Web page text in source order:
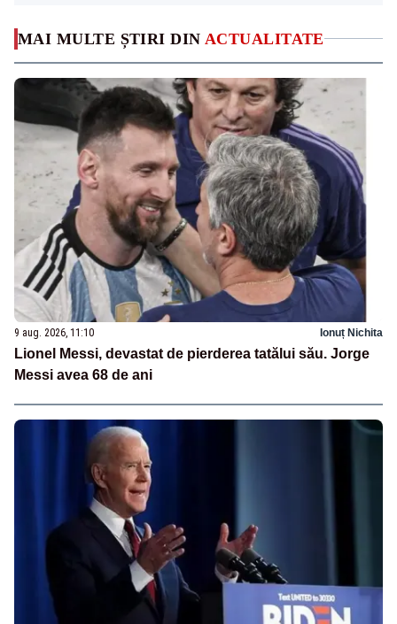
MAI MULTE ȘTIRI DIN ACTUALITATE
9 aug. 2026, 11:10 Ionuț Nichita
Lionel Messi, devastat de pierderea tatălui său. Jorge
Messi avea 68 de ani